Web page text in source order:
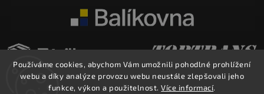
Používáme cookies, abychom Vám umožnili pohodlné prohlížení
webu a díky analýze provozu webu neustále zlepšovali jeho
funkce, výkon a použitelnost.Více informací.